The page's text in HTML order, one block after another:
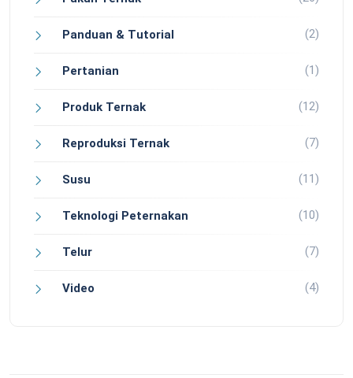
Panduan & Tutorial (2)
Pertanian (1)
Produk Ternak (12)
Reproduksi Ternak (7)
Susu (11)
Teknologi Peternakan (10)
Telur (7)
Video (4)